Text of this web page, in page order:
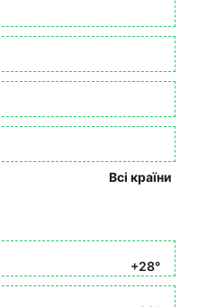
Всі країни
+28°